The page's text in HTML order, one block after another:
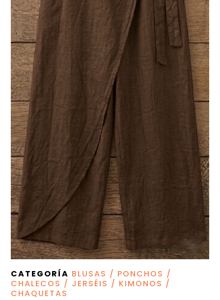
CATEGORÍA BLUSAS / PONCHOS /
CHALECOS / JERSÉIS / KIMONOS /
CHAQUETAS